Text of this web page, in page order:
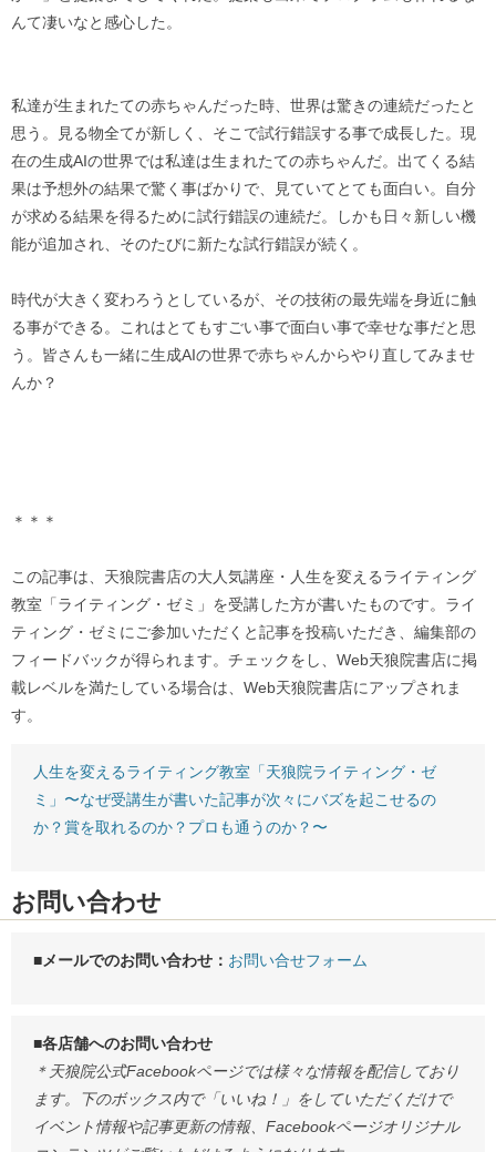
んて凄いなと感心した。
私達が生まれたての赤ちゃんだった時、世界は驚きの連続だったと
思う。見る物全てが新しく、そこで試行錯誤する事で成長した。現
在の生成AIの世界では私達は生まれたての赤ちゃんだ。出てくる結
果は予想外の結果で驚く事ばかりで、見ていてとても面白い。自分
が求める結果を得るために試行錯誤の連続だ。しかも日々新しい機
能が追加され、そのたびに新たな試行錯誤が続く。
時代が大きく変わろうとしているが、その技術の最先端を身近に触
る事ができる。これはとてもすごい事で面白い事で幸せな事だと思
う。皆さんも一緒に生成AIの世界で赤ちゃんからやり直してみませ
んか？
＊＊＊
この記事は、天狼院書店の大人気講座・人生を変えるライティング
教室「ライティング・ゼミ」を受講した方が書いたものです。ライ
ティング・ゼミにご参加いただくと記事を投稿いただき、編集部の
フィードバックが得られます。チェックをし、Web天狼院書店に掲
載レベルを満たしている場合は、Web天狼院書店にアップされま
す。
人生を変えるライティング教室「天狼院ライティング・ゼ
ミ」〜なぜ受講生が書いた記事が次々にバズを起こせるの
か？賞を取れるのか？プロも通うのか？〜
お問い合わせ
■メールでのお問い合わせ： お問い合せフォーム
■各店舗へのお問い合わせ
＊天狼院公式Facebookページでは様々な情報を配信しており
ます。下のボックス内で「いいね！」をしていただくだけで
イベント情報や記事更新の情報、Facebookページオリジナル